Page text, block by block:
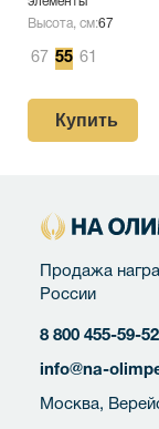
Высота, см:67
67 55 61
Купить
Продажа
России
8 800 455-59-52
info@na-
Москва,